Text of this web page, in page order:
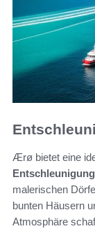
Ærø bietet eine
Entschleunigung
malerischen
bunten Häusern
Atmosphäre